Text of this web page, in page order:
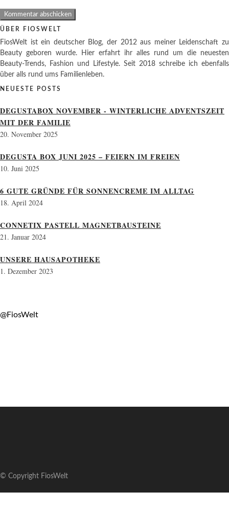
ÜBER FIOSWELT
FiosWelt ist ein deutscher Blog, der 2012 aus meiner Leidenschaft zu
Beauty geboren wurde. Hier erfahrt ihr alles rund um die neuesten
Beauty-Trends, Fashion und Lifestyle. Seit 2018 schreibe ich ebenfalls
über alls rund ums Familienleben.
NEUESTE POSTS
DEGUSTABOX NOVEMBER - WINTERLICHE ADVENTSZEIT
MIT DER FAMILIE
20. November 2025
DEGUSTA BOX JUNI 2025 – FEIERN IM FREIEN
10. Juni 2025
6 GUTE GRÜNDE FÜR SONNENCREME IM ALLTAG
18. April 2024
CONNETIX PASTELL MAGNETBAUSTEINE
21. Januar 2024
UNSERE HAUSAPOTHEKE
1. Dezember 2023
@FiosWelt
© Copyright FiosWelt